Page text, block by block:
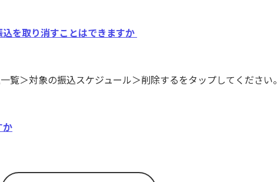
を取り消すことはできますか
＞対象の振込スケジュール＞削除するをタップしてください。
か